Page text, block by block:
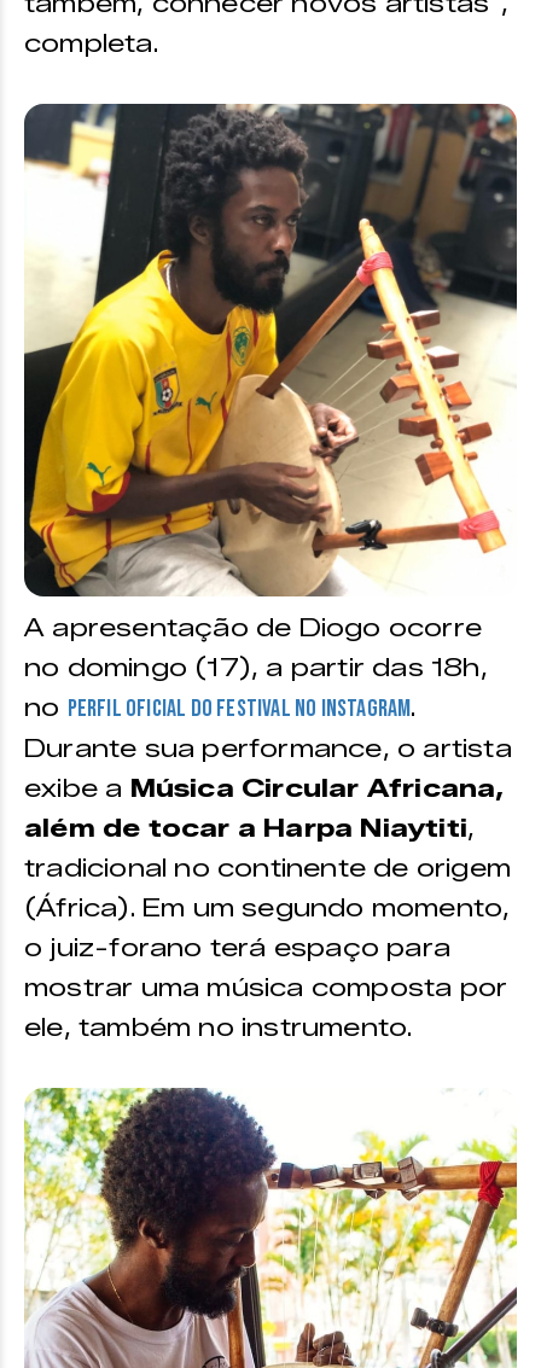
completa.
A apresentação de Diogo ocorre
no domingo (17), a partir das 18h,
no perfil oficial do festival no Instagram.
Durante sua performance, o artista
exibe a Música Circular Africana,
além de tocar a Harpa Niaytiti,
tradicional no continente de origem
(África). Em um segundo momento,
o juiz-forano terá espaço para
mostrar uma música composta por
ele, também no instrumento.